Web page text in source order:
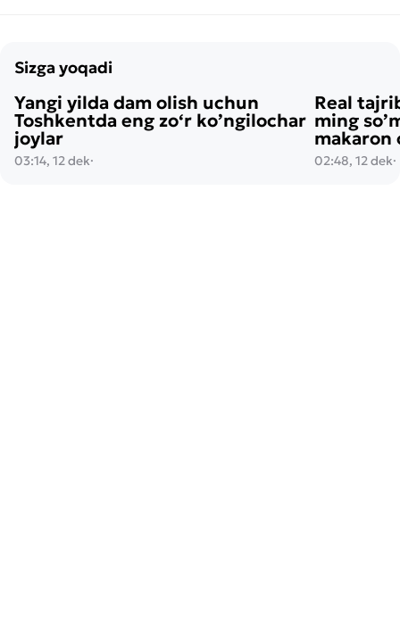
Sizga yoqadi
Yangi yilda dam olish uchun
Toshkentda eng zo‘r ko’ngilochar
joylar
03:14, 12 dek·
Real
ming
makaron
02:48, 12 dek·